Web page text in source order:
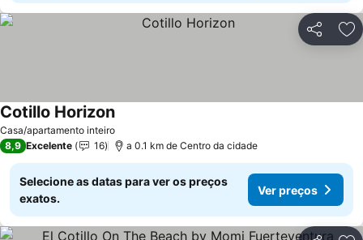
Partilhar
Casa/apartamento inteiro
Cotillo Horizon
8,9 Excelente 16 a 0.1 km de Centro da cidade
Selecione as datas para ver os preços
exatos.
Ver preços